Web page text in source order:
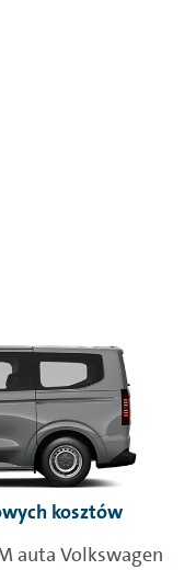
kosztów
auta Volkswagen